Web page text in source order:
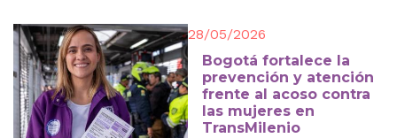
28/05/2026
Bogotá fortalece la
prevención y atención
frente al acoso contra
las mujeres en
TransMilenio